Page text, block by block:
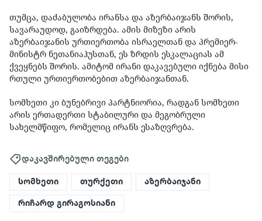
თუმცა, დაძაბულობა ირანსა და აზერბაიჯანს შორის,
სავარაუდოდ, გაიზრდება. ამის მიზეზი არის
აზერბაიჯანის ურთიერთობა ისრაელთან და პრემიერ-
მინისტრ ნეთანიაჰუსთან, ეს ზრდის ესკალაციას ამ
ქვეყნებს შორის. ამიტომ ირანი დაკავებული იქნება მისი
რთული ურთიერთობებით აზერბაიჯანთან.
სომხეთი კი ბუნებრივი პარტნიორია, რადგან სომხეთი
არის ერთადერთი სტაბილური და მეგობრული
სახელმწიფო, რომელიც ირანს ესაზღვრება.
დაკავშირებული თეგები
სომხეთი თურქეთი აზერბაიჯანი
რიჩარდ გირაგოსიანი